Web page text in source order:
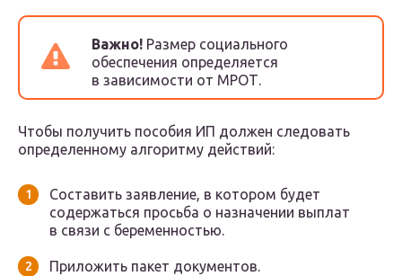
Важно! Размер социального
обеспечения определяется
в зависимости от МРОТ.
Чтобы получить пособия ИП должен следовать
определенному алгоритму действий:
Составить заявление, в котором будет
содержаться просьба о назначении выплат
в связи с беременностью.
Приложить пакет документов.